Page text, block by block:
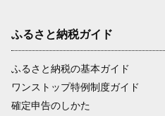
ふるさと納税ガイド
ふるさと納税の基本ガイド
ワンストップ特例制度ガイド
確定申告のしかた